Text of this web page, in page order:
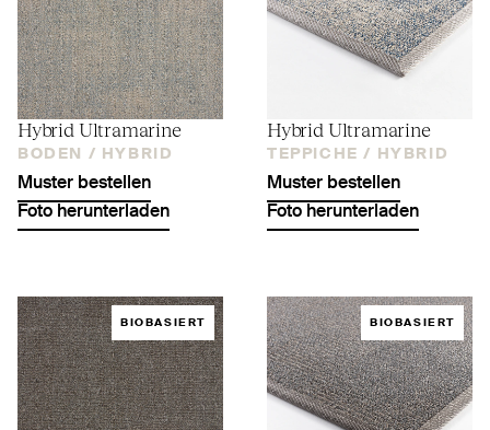
Hybrid Ultramarine
BODEN / HYBRID
Muster bestellen
Foto herunterladen
Hybrid Ultramarine
TEPPICHE / HYBRID
Muster bestellen
Foto herunterladen
BIOBASIERT BIOBASIERT